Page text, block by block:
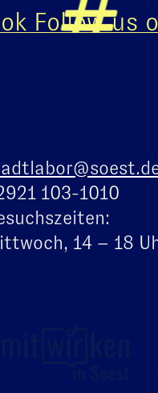
Follow us on
103-1010
14 – 18